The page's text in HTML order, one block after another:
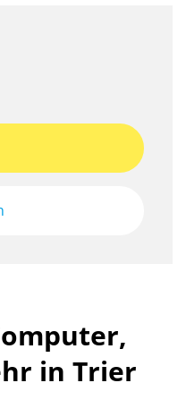
in Trier